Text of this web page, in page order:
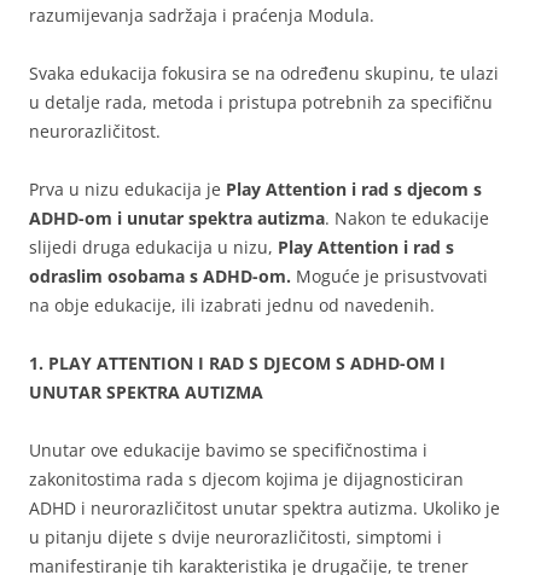
razumijevanja sadržaja i praćenja Modula.
Svaka edukacija fokusira se na određenu skupinu, te ulazi
u detalje rada, metoda i pristupa potrebnih za specifičnu
neurorazličitost.
Prva u nizu edukacija je Play Attention i rad s djecom s
ADHD-om i unutar spektra autizma. Nakon te edukacije
slijedi druga edukacija u nizu, Play Attention i rad s
odraslim osobama s ADHD-om. Moguće je prisustvovati
na obje edukacije, ili izabrati jednu od navedenih.
1. PLAY ATTENTION I RAD S DJECOM S ADHD-OM I
UNUTAR SPEKTRA AUTIZMA
Unutar ove edukacije bavimo se specifičnostima i
zakonitostima rada s djecom kojima je dijagnosticiran
ADHD i neurorazličitost unutar spektra autizma. Ukoliko je
u pitanju dijete s dvije neurorazličitosti, simptomi i
manifestiranje tih karakteristika je drugačije, te trener